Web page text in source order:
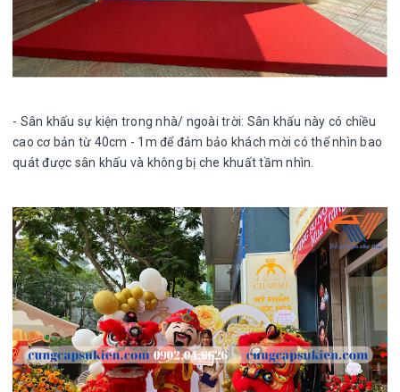
- Sân khấu sự kiện trong nhà/ ngoài trời: Sân khấu này có chiều
cao cơ bản từ 40cm - 1m để đảm bảo khách mời có thể nhìn bao
quát được sân khấu và không bị che khuất tầm nhìn.